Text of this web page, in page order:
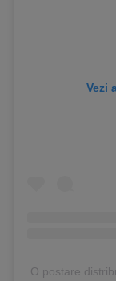
Vezi
O postare